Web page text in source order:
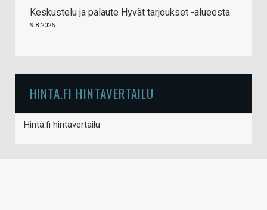
Keskustelu ja palaute Hyvät tarjoukset -alueesta
9.8.2026
HINTA.FI HINTAVERTAILU
Hinta.fi hintavertailu